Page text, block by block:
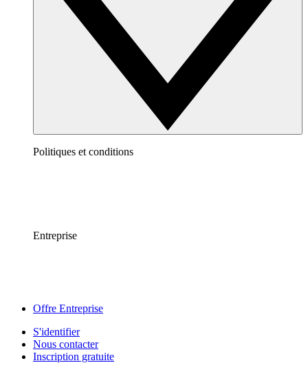
Politiques et conditions
Entreprise
Offre Entreprise
S'identifier
Nous contacter
Inscription gratuite